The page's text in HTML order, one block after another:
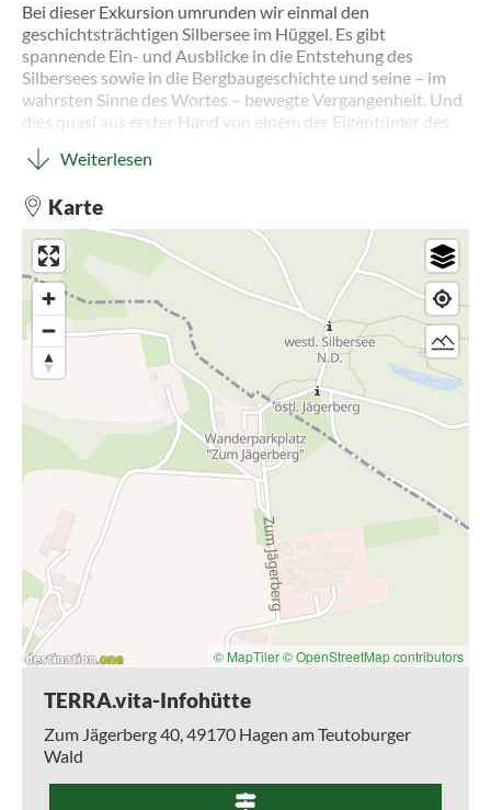
Bei dieser Exkursion umrunden wir einmal den
geschichtsträchtigen Silbersee im Hüggel. Es gibt
spannende Ein- und Ausblicke in die Entstehung des
Silbersees sowie in die Bergbaugeschichte und seine – im
wahrsten Sinne des Wortes – bewegte Vergangenheit. Und
dies quasi aus erster Hand von einem der Eigentümer des
Areals. Dabei werden wir einige Bergbaurelikte am
Wegesrand entdecken. Ein besonders spannendes Relikt –
Kettenfahrzeug, das ehemals am Grunde des Sees gefunden
wurde.
Hinweise
: Der Stollen selbst wird nicht besichtigt, wir gehen
nur in den Eingangsbereich. Festes Schuhwerk und
wetterangepasste Kleidung erforderlich.
Bei all unseren Veranstaltungen stehen Plätze für
Menschen, die eine KUKUK-Karte (mehr Infos unter
www.kukuk.de) besitzen, zur Verfügung. Bitte bei der
Anmeldung nach freien Kontingenten fragen.
: TERRA.vita-Infohütte bei der Gaststätte zum
Jägerberg, Zum Jägerberg 40, 49170 Hagen a.T.W.
: 2 Stunden
: Erwachsene 5 €; Kinder 7-16 Jahre 3 €; 0-6 Jahre
Veranstalter
: Natur- und Geopark TERRA.vita
Tourguide
Anmeldung
: erforderlich, Mobil (0176) 577 38 473
Weiterlesen
Karte
© MapTiler© OpenStreetMap contributors
TERRA.vita-Infohütte
Zum Jägerberg 40, 49170 Hagen am Teutoburger
Wald